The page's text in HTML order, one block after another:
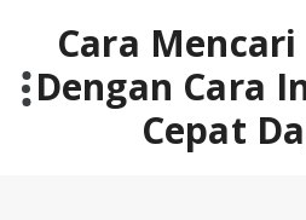
contentCara
Dengan Cara
Cepat